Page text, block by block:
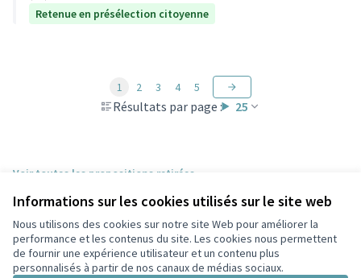
Informations sur les cookies utilisés sur le site web
Nous utilisons des cookies sur notre site Web pour améliorer la
performance et les contenus du site. Les cookies nous permettent
de fournir une expérience utilisateur et un contenu plus
personnalisés à partir de nos canaux de médias sociaux.
Retenue en présélection citoyenne
Résultats par page : 25
1 2 3 4 5
Voir toutes les propositions retirées
Conditions d'utilisation
Paramètres des cookies
Participez Villeurbanne sur X
Participez Villeurbanne sur Facebook
Participez Villeurbanne sur Instagram
Participez Villeurbanne sur YouTube